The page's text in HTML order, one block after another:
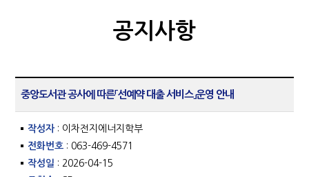
공지사항
중앙도서관 공사에 따른「선예약 대출 서비스」운영 안내
작성자 : 이차전지에너지학부
전화번호 : 063-469-4571
작성일 : 2026-04-15